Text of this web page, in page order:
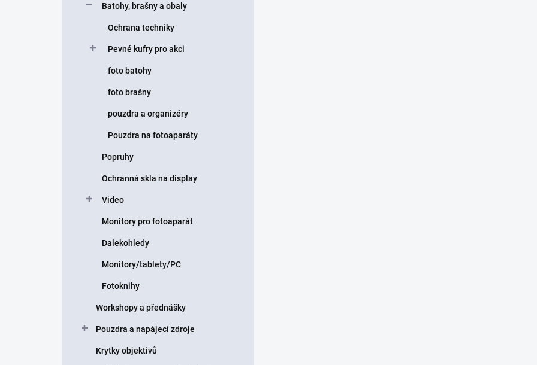
Batohy, brašny a obaly
Ochrana techniky
Pevné kufry pro akci
foto batohy
foto brašny
pouzdra a organizéry
Pouzdra na fotoaparáty
Popruhy
Ochranná skla na display
Video
Monitory pro fotoaparát
Dalekohledy
Monitory/tablety/PC
Fotoknihy
Workshopy a přednášky
Pouzdra a napájecí zdroje
Krytky objektivů